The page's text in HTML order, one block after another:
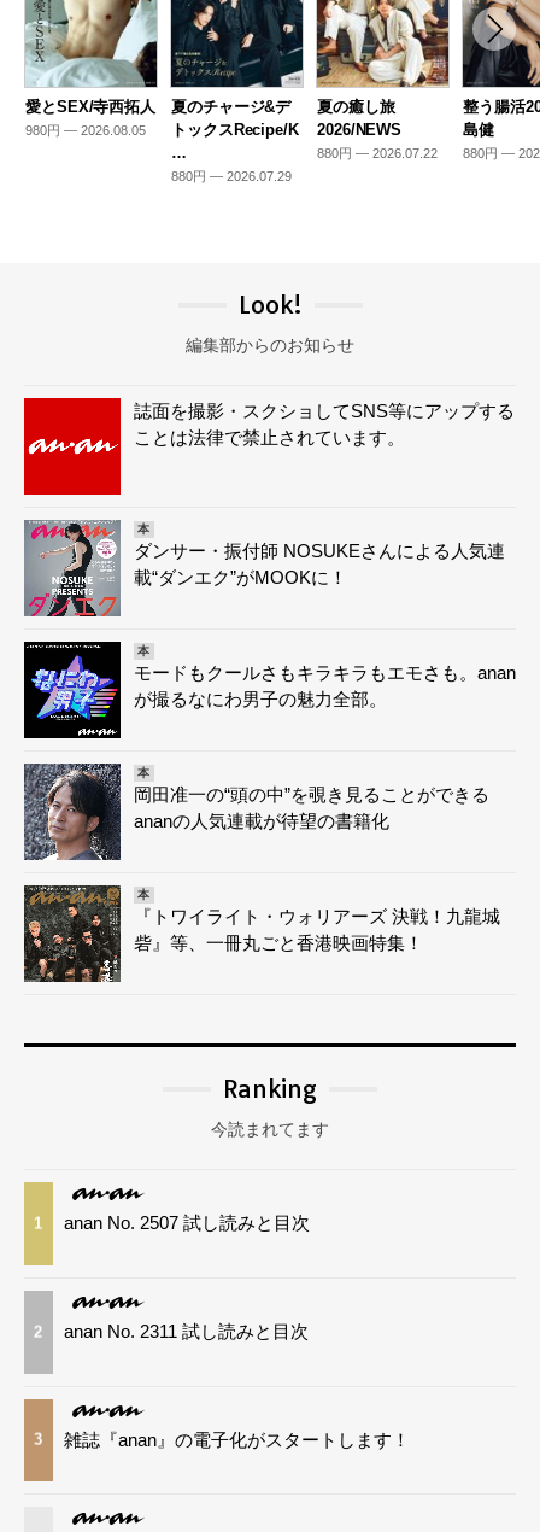
愛とSEX/寺西拓人
980円 — 2026.08.05
夏のチャージ&デ
トックスRecipe/K
…
880円 — 2026.07.29
夏の癒し旅
2026/NEWS
880円 — 2026.07.22
整う腸活
島健
880円 —
Look!
編集部からのお知らせ
誌面を撮影・スクショしてSNS等にアップする
ことは法律で禁止されています。
本
ダンサー・振付師 NOSUKEさんによる人気連
載“ダンエク”がMOOKに！
本
モードもクールさもキラキラもエモさも。anan
が撮るなにわ男子の魅力全部。
本
岡田准一の“頭の中”を覗き見ることができる
ananの人気連載が待望の書籍化
本
『トワイライト・ウォリアーズ 決戦！九龍城
砦』等、一冊丸ごと香港映画特集！
Ranking
今読まれてます
1 anan No. 2507 試し読みと目次
2 anan No. 2311 試し読みと目次
3 雑誌『anan』の電子化がスタートします！